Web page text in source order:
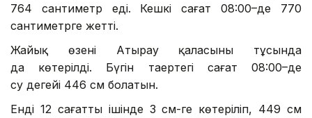
764 сантиметр еді. Кешкі сағат 08:00–де 770
сантиметрге жетті.
Жайық өзені Атырау қаласының тұсында
да көтерілді. Бүгін таңертеңгі сағат 08:00–де
су деңгейі 446 см болатын.
Енді 12 сағаттың ішінде 3 см-ге көтеріліп, 449 см